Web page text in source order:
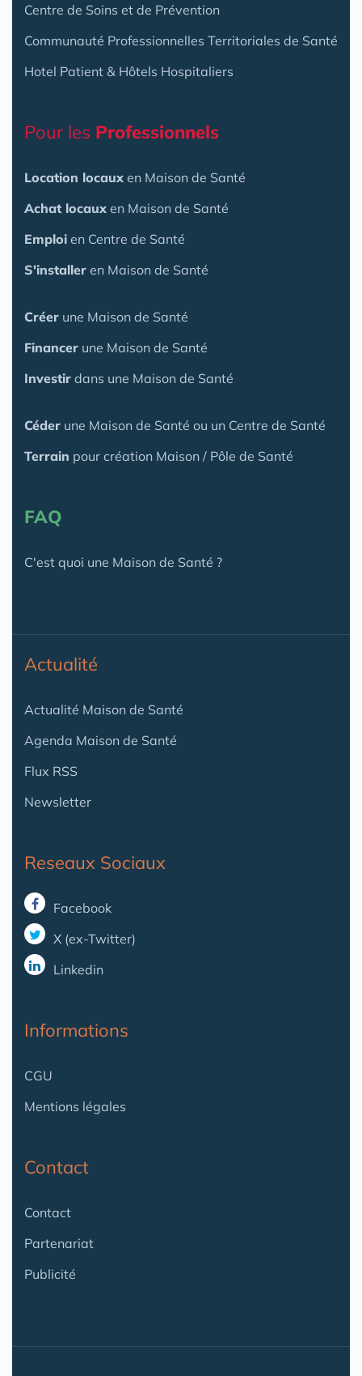
Centre de Soins et de Prévention
Communauté Professionnelles Territoriales de Santé
Hotel Patient & Hôtels Hospitaliers
Pour les Professionnels
Location locaux en Maison de Santé
Achat locaux en Maison de Santé
Emploi en Centre de Santé
S'installer en Maison de Santé
Créer une Maison de Santé
Financer une Maison de Santé
Investir dans une Maison de Santé
Céder une Maison de Santé ou un Centre de Santé
Terrain pour création Maison / Pôle de Santé
FAQ
C'est quoi une Maison de Santé ?
Actualité
Actualité Maison de Santé
Agenda Maison de Santé
Flux RSS
Newsletter
Reseaux Sociaux
Facebook
X (ex-Twitter)
Linkedin
Informations
CGU
Mentions légales
Contact
Contact
Partenariat
Publicité